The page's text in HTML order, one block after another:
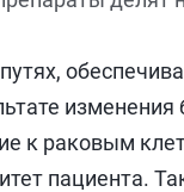
изменения
к раковым
пациента.